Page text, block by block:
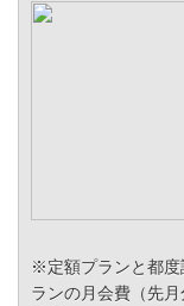
※定額プランと都度
ランの月会費（先